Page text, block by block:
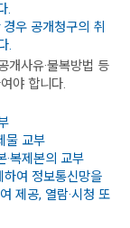
.
우 공개청구의 취
.
개사유·불복방법 등
야 합니다.
물 교부
·복제본의 교부
하여 정보통신망을
제공, 열람·시청 또